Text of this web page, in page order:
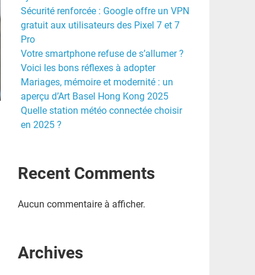
Sécurité renforcée : Google offre un VPN
gratuit aux utilisateurs des Pixel 7 et 7
Pro
Votre smartphone refuse de s’allumer ?
Voici les bons réflexes à adopter
Mariages, mémoire et modernité : un
aperçu d’Art Basel Hong Kong 2025
Quelle station météo connectée choisir
en 2025 ?
Recent Comments
Aucun commentaire à afficher.
Archives